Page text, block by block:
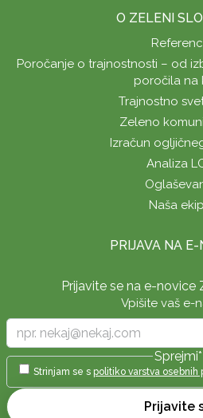
O ZELENI
Poročanje o trajnostnosti – od
poročila na
Trajnostno
Zeleno
Izračun
Analiza
Naša
PRIJAVA NA E-
Prijavite se na e-novice
Vpišite vaš e-
Sprejmi*
Strinjam se s politiko varstva osebnih
Prijavite